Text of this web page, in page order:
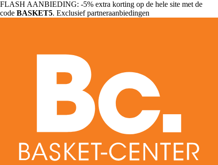
FLASH AANBIEDING: -5% extra korting op de hele site met de
code BASKET5. Exclusief partneraanbiedingen